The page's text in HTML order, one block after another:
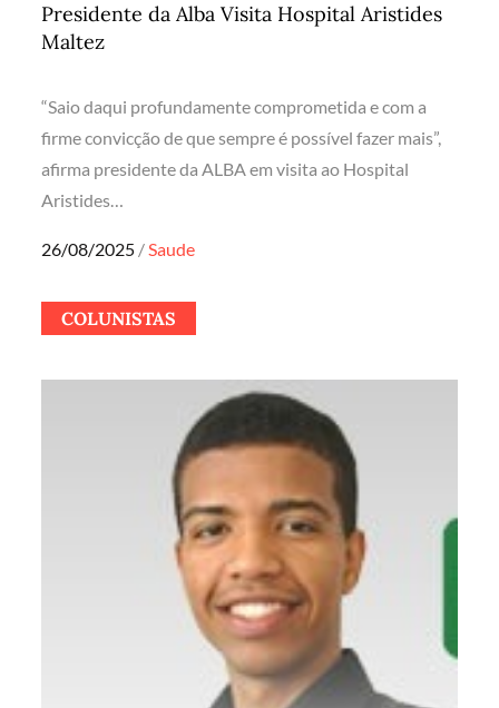
Presidente da Alba Visita Hospital Aristides
Maltez
“Saio daqui profundamente comprometida e com a
firme convicção de que sempre é possível fazer mais”,
afirma presidente da ALBA em visita ao Hospital
Aristides…
Posted
26/08/2025 Saude
COLUNISTAS